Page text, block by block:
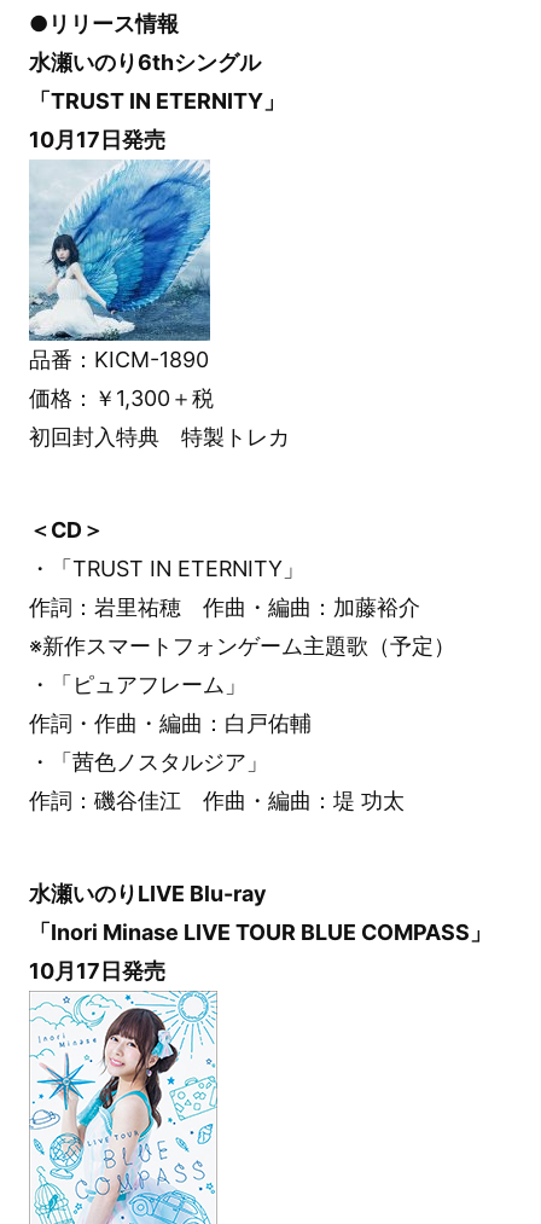
●リリース情報
水瀬いのり6thシングル
「TRUST IN ETERNITY」
10月17日発売
品番：KICM-1890
価格：￥1,300＋税
初回封入特典 特製トレカ
＜CD＞
・「TRUST IN ETERNITY」
作詞：岩里祐穂 作曲・編曲：加藤裕介
※新作スマートフォンゲーム主題歌（予定）
・「ピュアフレーム」
作詞・作曲・編曲：白戸佑輔
・「茜色ノスタルジア」
作詞：磯谷佳江 作曲・編曲：堤 功太
水瀬いのりLIVE Blu-ray
「Inori Minase LIVE TOUR BLUE COMPASS」
10月17日発売